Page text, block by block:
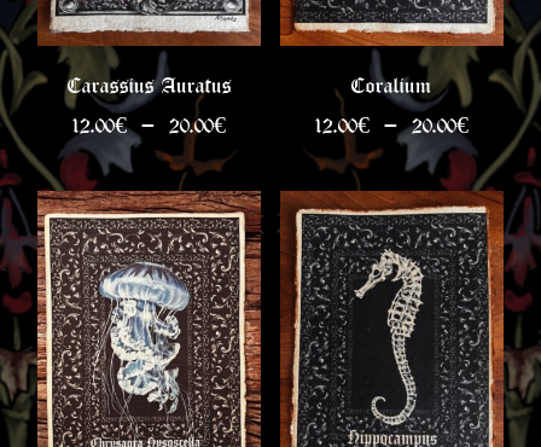
Carassius Auratus
12.00€ 20.00€Plage
de
12.00€
à
20.00€
Coralium
12.00€ 20.00€Plage
de
prix :
12.00€
à
20.00€